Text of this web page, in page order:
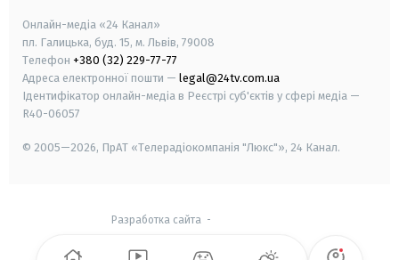
Онлайн-медіа «24 Канал»
пл. Галицька, буд. 15, м. Львів, 79008
Телефон +380 (32) 229-77-77
Адреса електронної пошти — legal@24tv.com.ua
Ідентифікатор онлайн-медіа в Реєстрі суб'єктів у сфері медіа —
R40-06057
© 2005—2026, ПрАТ «Телерадіокомпанія "Люкс"», 24 Канал.
Разработка сайта -